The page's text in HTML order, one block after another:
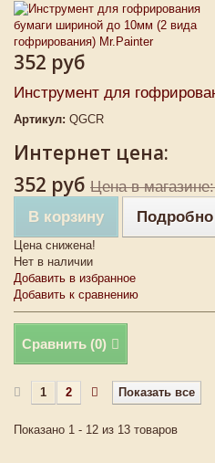
352 руб
Инструмент для
Артикул: QGСR
Интернет цена:
352 руб Цена в
В корзину
Подробно
Цена снижена!
Нет в наличии
Добавить в избранное
Добавить к сравнению
Сравнить (0)
Показать все
1 2
Показано 1 - 12 из 13 товаров